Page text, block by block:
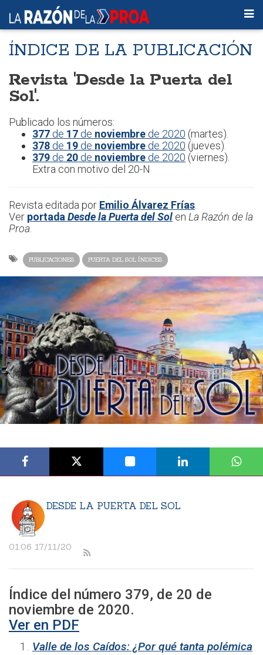
ÍNDICE DE LA PUBLICACIÓN
Revista 'Desde la Puerta del
Sol'.
Publicado los números:
377 de 17 de noviembre de 2020 (martes).
378 de 19 de noviembre de 2020 (jueves).
379 de 20 de noviembre de 2020 (viernes).
Extra con motivo del 20-N
Revista editada por Emilio Álvarez Frías
Ver portada Desde la Puerta del Sol en La Razón de la
Proa
PUBLICACIONES PUERTA DEL SOL ÍNDICES
DESDE LA PUERTA DEL SOL
01:06 17/11/20
Índice del número 379, de 20 de
noviembre de 2020.
Ver en PDF
Valle de los Caídos: ¿Por qué tanta polémica